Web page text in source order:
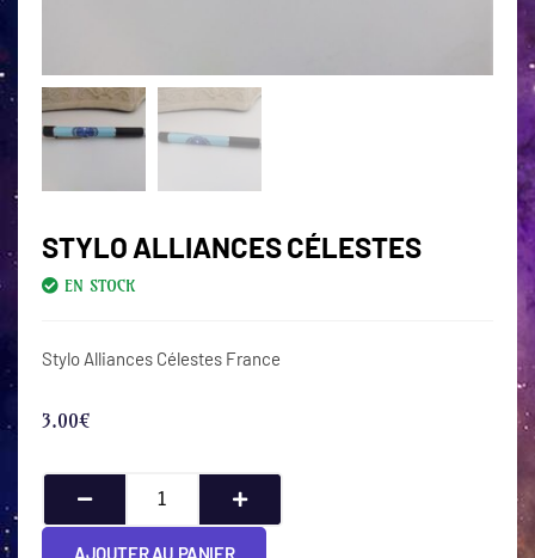
STYLO ALLIANCES CÉLESTES
EN STOCK
Stylo Alliances Célestes France
3.00€
AJOUTER AU PANIER